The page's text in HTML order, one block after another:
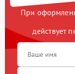
При
действует